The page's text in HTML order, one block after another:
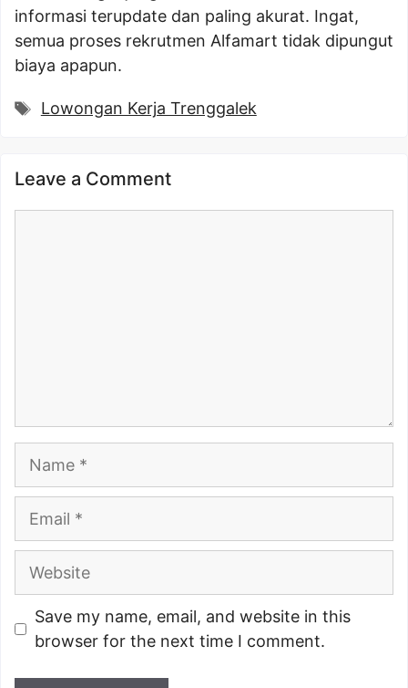
informasi terupdate dan paling akurat. Ingat,
semua proses rekrutmen Alfamart tidak dipungut
biaya apapun.
Tags
Lowongan Kerja Trenggalek
Leave a Comment
Name
Email
Website
Save my name, email, and website in this
browser for the next time I comment.